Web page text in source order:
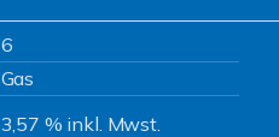
6
Gas
3,57 % inkl. Mwst.